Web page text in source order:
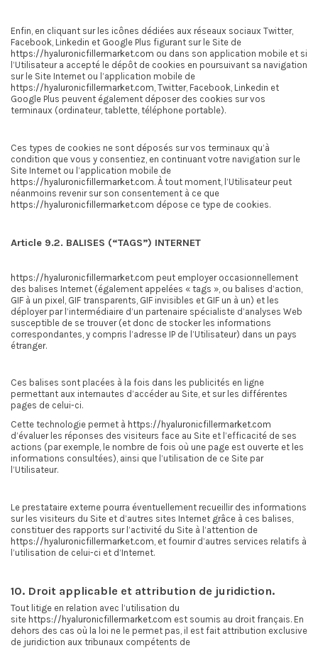
Enfin, en cliquant sur les icônes dédiées aux réseaux sociaux Twitter,
Facebook, Linkedin et Google Plus figurant sur le Site de
https://hyaluronicfillermarket.com ou dans son application mobile et si
l’Utilisateur a accepté le dépôt de cookies en poursuivant sa navigation
sur le Site Internet ou l’application mobile de
https://hyaluronicfillermarket.com, Twitter, Facebook, Linkedin et
Google Plus peuvent également déposer des cookies sur vos
terminaux (ordinateur, tablette, téléphone portable).
Ces types de cookies ne sont déposés sur vos terminaux qu’à
condition que vous y consentiez, en continuant votre navigation sur le
Site Internet ou l’application mobile de
https://hyaluronicfillermarket.com. À tout moment, l’Utilisateur peut
néanmoins revenir sur son consentement à ce que
https://hyaluronicfillermarket.com dépose ce type de cookies.
Article 9.2. BALISES (“TAGS”) INTERNET
https://hyaluronicfillermarket.com peut employer occasionnellement
des balises Internet (également appelées « tags », ou balises d’action,
GIF à un pixel, GIF transparents, GIF invisibles et GIF un à un) et les
déployer par l’intermédiaire d’un partenaire spécialiste d’analyses Web
susceptible de se trouver (et donc de stocker les informations
correspondantes, y compris l’adresse IP de l’Utilisateur) dans un pays
étranger.
Ces balises sont placées à la fois dans les publicités en ligne
permettant aux internautes d’accéder au Site, et sur les différentes
pages de celui-ci.
Cette technologie permet à https://hyaluronicfillermarket.com
d’évaluer les réponses des visiteurs face au Site et l’efficacité de ses
actions (par exemple, le nombre de fois où une page est ouverte et les
informations consultées), ainsi que l’utilisation de ce Site par
l’Utilisateur.
Le prestataire externe pourra éventuellement recueillir des informations
sur les visiteurs du Site et d’autres sites Internet grâce à ces balises,
constituer des rapports sur l’activité du Site à l’attention de
https://hyaluronicfillermarket.com , et fournir d’autres services relatifs à
l’utilisation de celui-ci et d’Internet.
10. Droit applicable et attribution de juridiction.
Tout litige en relation avec l’utilisation du
site https://hyaluronicfillermarket.com est soumis au droit français. En
dehors des cas où la loi ne le permet pas, il est fait attribution exclusive
de juridiction aux tribunaux compétents de